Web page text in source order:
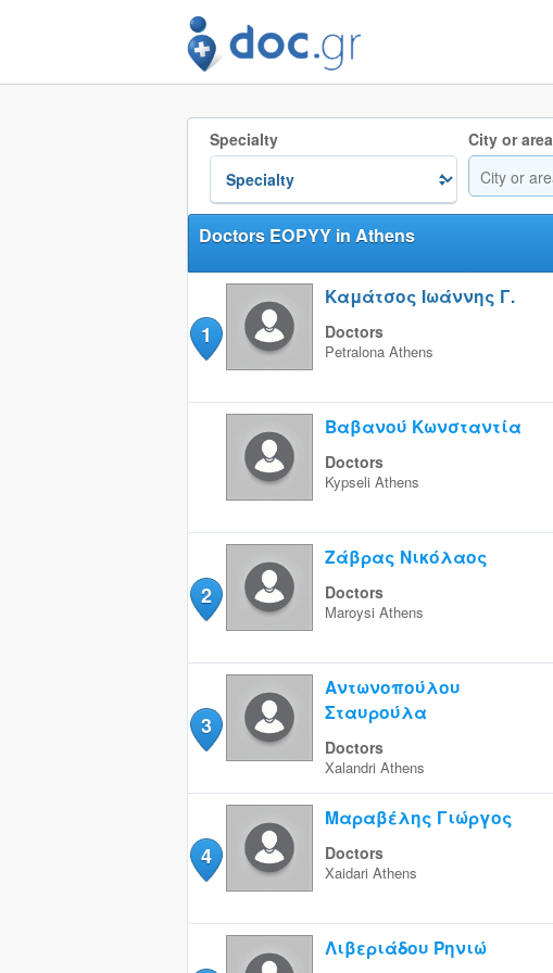
Specialty City or area
Doctors EOPYY in Athens
1
Καμάτσος Ιωάννης Γ.
Doctors
Petralona Athens
Βαβανού Κωνσταντία
Doctors
Kypseli Athens
2
Ζάβρας Νικόλαος
Doctors
Maroysi Athens
3
Αντωνοπούλου
Σταυρούλα
Doctors
Xalandri Athens
4
Μαραβέλης Γιώργος
Doctors
Xaidari Athens
Λιβεριάδου Ρηνιώ